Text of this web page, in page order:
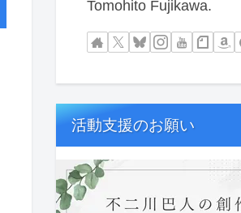
Tomohito Fujikawa.
活動支援のお願い